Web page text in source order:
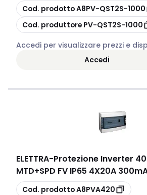
copia
Cod. prodottoA8PV-QST2S-1000
copia
Cod. produttore PV-QST2S-1000
Accedi per visualizzare prezzi e
Accedi
ELETTRA-Protezione Inverter
MTD+SPD FV IP65 4X20A
copia
Cod. prodottoA8PVA420